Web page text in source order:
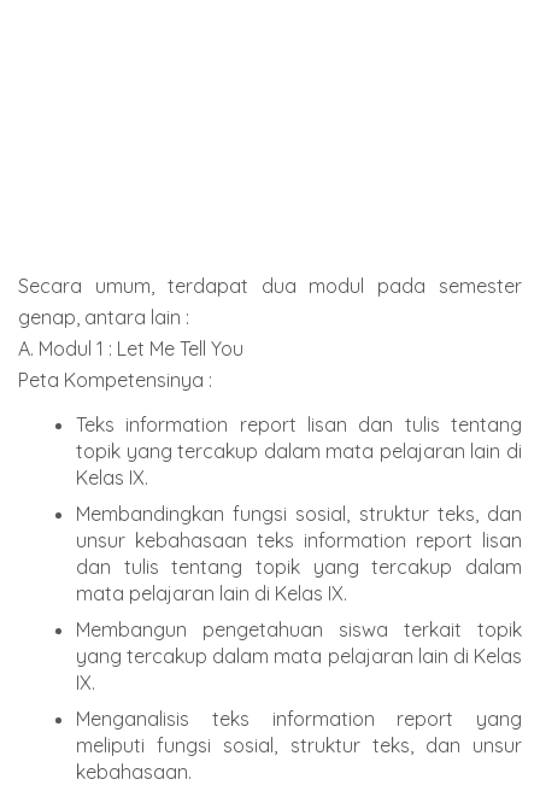
Secara umum, terdapat dua modul pada semester
genap, antara lain :
A. Modul 1 : Let Me Tell You
Peta Kompetensinya :
Teks information report lisan dan tulis tentang
topik yang tercakup dalam mata pelajaran lain di
Kelas IX.
Membandingkan fungsi sosial, struktur teks, dan
unsur kebahasaan teks information report lisan
dan tulis tentang topik yang tercakup dalam
mata pelajaran lain di Kelas IX.
Membangun pengetahuan siswa terkait topik
yang tercakup dalam mata pelajaran lain di Kelas
IX.
Menganalisis teks information report yang
meliputi fungsi sosial, struktur teks, dan unsur
kebahasaan.